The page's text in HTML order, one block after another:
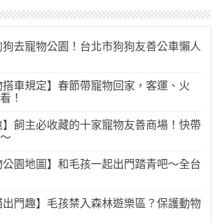
狗去寵物公園！台北市狗狗友善公車懶人
搭車規定】春節帶寵物回家，客運、火
！
】飼主必收藏的十家寵物友善商場！快帶
公園地圖】和毛孩一起出門踏青吧～全台
出門趣】毛孩禁入森林遊樂區？保護動物